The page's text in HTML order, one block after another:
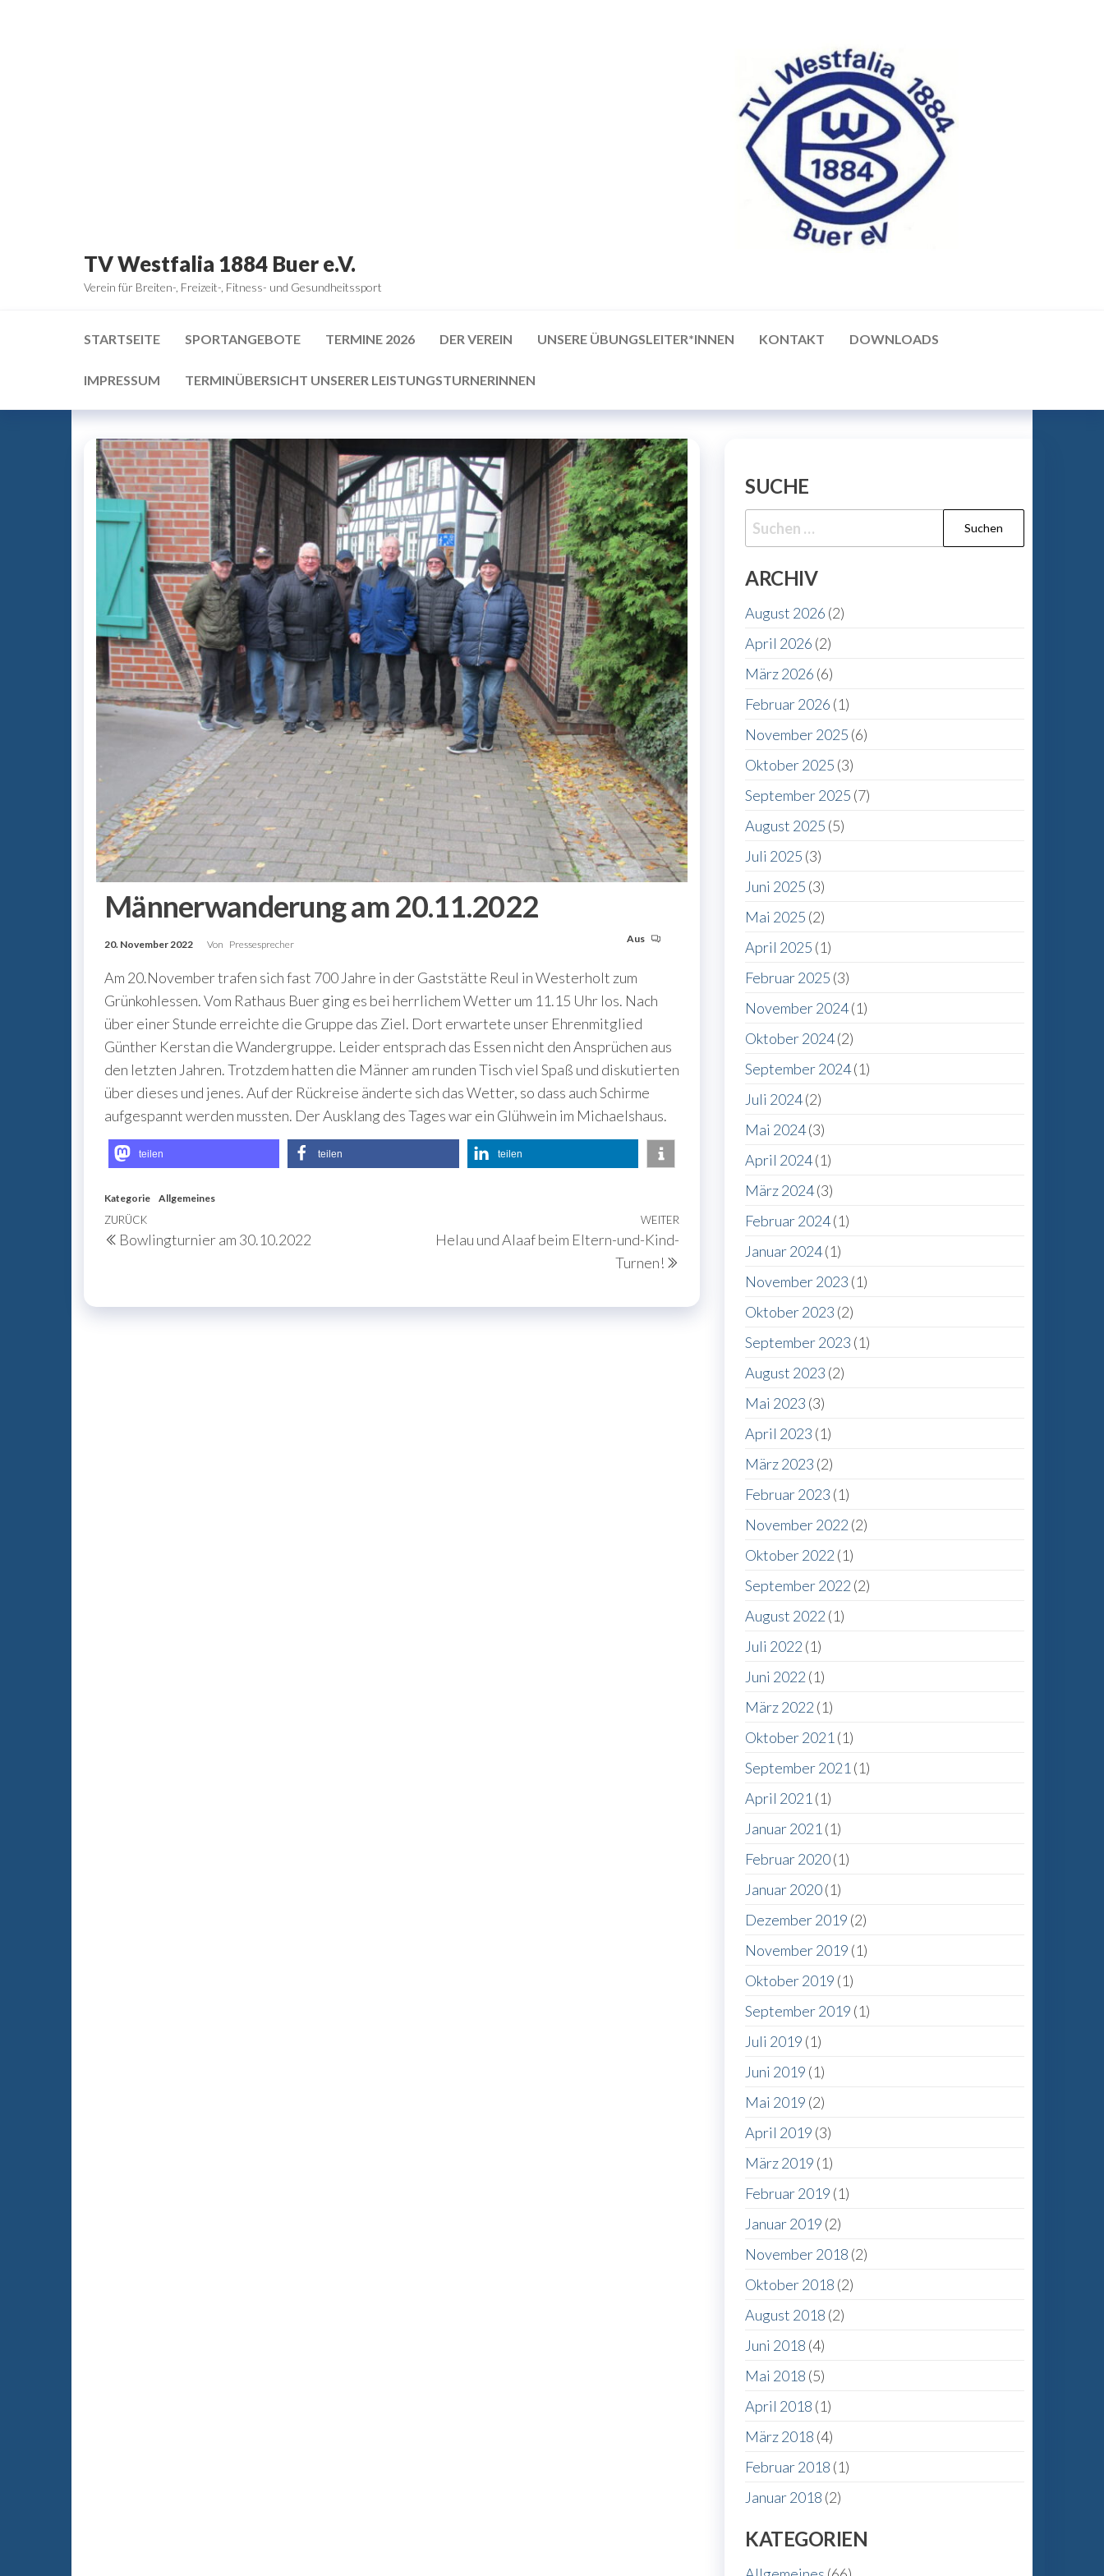
TV Westfalia 1884 Buer e.V.
Verein für Breiten-, Freizeit-, Fitness- und Gesundheitssport
STARTSEITE SPORTANGEBOTE TERMINE 2026 DER VEREIN UNSERE ÜBUNGSLEITER*INNEN KONTAKT DOWNLOADS
IMPRESSUM TERMINÜBERSICHT UNSERER LEISTUNGSTURNERINNEN
Männerwanderung am 20.11.2022
20. November 2022 Von Pressesprecher Aus
Am 20.November trafen sich fast 700 Jahre in der Gaststätte Reul in Westerholt zum
Grünkohlessen. Vom Rathaus Buer ging es bei herrlichem Wetter um 11.15 Uhr los. Nach
über einer Stunde erreichte die Gruppe das Ziel. Dort erwartete unser Ehrenmitglied
Günther Kerstan die Wandergruppe. Leider entsprach das Essen nicht den Ansprüchen aus
den letzten Jahren. Trotzdem hatten die Männer am runden Tisch viel Spaß und diskutierten
über dieses und jenes. Auf der Rückreise änderte sich das Wetter, so dass auch Schirme
aufgespannt werden mussten. Der Ausklang des Tages war ein Glühwein im Michaelshaus.
teilen teilen teilen
Kategorie Allgemeines
Beitragsnavigation
Vorheriger
Beitrag
ZURÜCK
Bowlingturnier am 30.10.2022
Nächster
WEITER
Helau und Alaaf beim Eltern-und-Kind-
Turnen!
SUCHE
Suche
nach:
ARCHIV
August 2026 (2)
April 2026 (2)
März 2026 (6)
Februar 2026 (1)
November 2025 (6)
Oktober 2025 (3)
September 2025 (7)
August 2025 (5)
Juli 2025 (3)
Juni 2025 (3)
Mai 2025 (2)
April 2025 (1)
Februar 2025 (3)
November 2024(1)
Oktober 2024(2)
September 2024(1)
Juli 2024(2)
Mai 2024(3)
April 2024(1)
März 2024(3)
Februar 2024(1)
Januar 2024(1)
November 2023 (1)
Oktober 2023 (2)
September 2023 (1)
August 2023 (2)
Mai 2023 (3)
April 2023 (1)
März 2023 (2)
Februar 2023 (1)
November 2022 (2)
Oktober 2022 (1)
September 2022 (2)
August 2022 (1)
Juli 2022 (1)
Juni 2022 (1)
März 2022 (1)
Oktober 2021 (1)
September 2021 (1)
April 2021 (1)
Januar 2021 (1)
Februar 2020(1)
Januar 2020(1)
Dezember 2019 (2)
November 2019 (1)
Oktober 2019 (1)
September 2019 (1)
Juli 2019 (1)
Juni 2019 (1)
Mai 2019 (2)
April 2019 (3)
März 2019 (1)
Februar 2019 (1)
Januar 2019 (2)
November 2018 (2)
Oktober 2018 (2)
August 2018 (2)
Juni 2018 (4)
Mai 2018 (5)
April 2018 (1)
März 2018 (4)
Februar 2018 (1)
Januar 2018 (2)
KATEGORIEN